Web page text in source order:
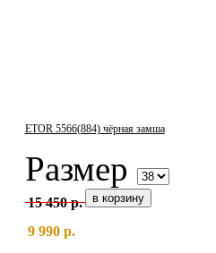
ETOR 5566(884) чёрная замша
Размер
15 450 р.
9 990 р.